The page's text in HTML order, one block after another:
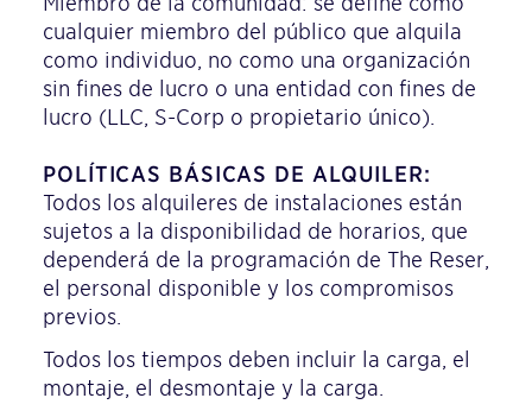
cualquier miembro del público que alquila
como individuo, no como una organización
sin fines de lucro o una entidad con fines de
lucro (LLC, S-Corp o propietario único).
POLÍTICAS BÁSICAS DE ALQUILER:
Todos los alquileres de instalaciones están
sujetos a la disponibilidad de horarios, que
dependerá de la programación de The Reser,
el personal disponible y los compromisos
previos.
Todos los tiempos deben incluir la carga, el
montaje, el desmontaje y la carga.